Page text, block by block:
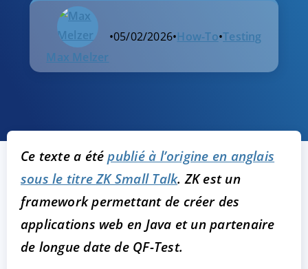
Max Melzer
•05/02/2026•How-To•Testing
Ce texte a étépublié à l’origine en anglais
sous le titre ZK Small Talk.ZKest un
framework permettant de créer des
applications web en Java et un partenaire
de longue date de QF-Test.